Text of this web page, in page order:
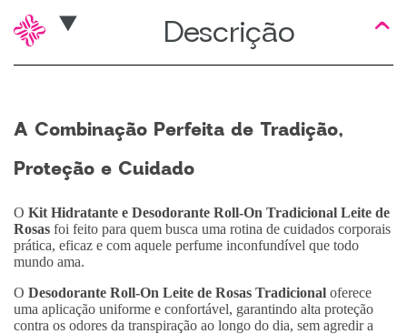
Descrição
A Combinação Perfeita de Tradição,
Proteção e Cuidado
O Kit Hidratante e Desodorante Roll-On Tradicional Leite de
Rosas foi feito para quem busca uma rotina de cuidados corporais
prática, eficaz e com aquele perfume inconfundível que todo
mundo ama.
O Desodorante Roll-On Leite de Rosas Tradicional oferece
uma aplicação uniforme e confortável, garantindo alta proteção
contra os odores da transpiração ao longo do dia, sem agredir a